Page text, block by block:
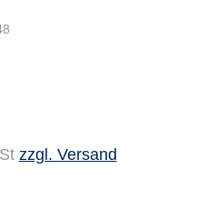
zzgl. Versand